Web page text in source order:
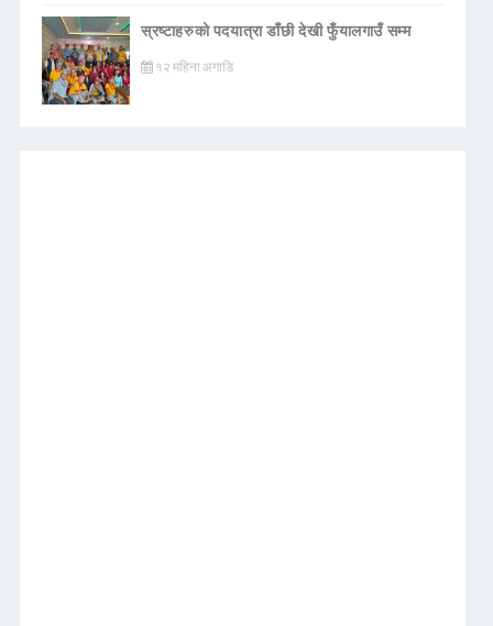
स्रष्टाहरुको पदयात्रा डाँछी देखी फुँयालगाउँ सम्म
१२ महिना अगाडि